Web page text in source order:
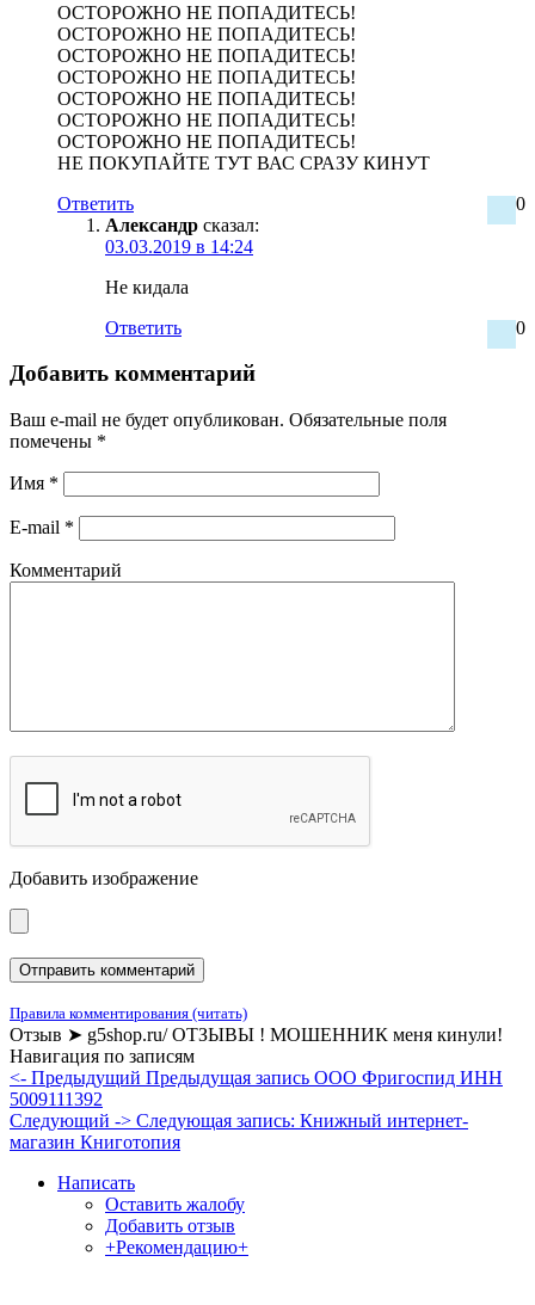
ОСТОРОЖНО НЕ ПОПАДИТЕСЬ!
ОСТОРОЖНО НЕ ПОПАДИТЕСЬ!
ОСТОРОЖНО НЕ ПОПАДИТЕСЬ!
ОСТОРОЖНО НЕ ПОПАДИТЕСЬ!
ОСТОРОЖНО НЕ ПОПАДИТЕСЬ!
ОСТОРОЖНО НЕ ПОПАДИТЕСЬ!
ОСТОРОЖНО НЕ ПОПАДИТЕСЬ!
НЕ ПОКУПАЙТЕ ТУТ ВАС СРАЗУ КИНУТ
0
Ответить
Александр сказал:
03.03.2019 в 14:24
Не кидала
0
Ответить
Добавить комментарий
Ваш e-mail не будет опубликован. Обязательные поля
помечены *
Имя *
E-mail *
Комментарий
Добавить изображение
Правила комментирования (читать)
Отзыв ➤ g5shop.ru/ ОТЗЫВЫ ! МОШЕННИК меня кинули!
Навигация по записям
<- Предыдущий Предыдущая запись ООО Фригоспид ИНН
5009111392
Следующий -> Следующая запись: Книжный интернет-
магазин Книготопия
Написать
Оставить жалобу
Добавить отзыв
+Рекомендацию+